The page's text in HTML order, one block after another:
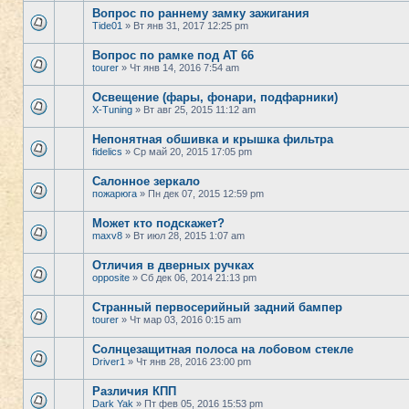
Вопрос по раннему замку зажигания
Tide01 » Вт янв 31, 2017 12:25 pm
Вопрос по рамке под АТ 66
tourer » Чт янв 14, 2016 7:54 am
Освещение (фары, фонари, подфарники)
X-Tuning » Вт авг 25, 2015 11:12 am
Непонятная обшивка и крышка фильтра
fidelics » Ср май 20, 2015 17:05 pm
Салонное зеркало
пожарюга » Пн дек 07, 2015 12:59 pm
Может кто подскажет?
maxv8 » Вт июл 28, 2015 1:07 am
Отличия в дверных ручках
opposite » Сб дек 06, 2014 21:13 pm
Странный первосерийный задний бампер
tourer » Чт мар 03, 2016 0:15 am
Солнцезащитная полоса на лобовом стекле
Driver1 » Чт янв 28, 2016 23:00 pm
Различия КПП
Dark Yak » Пт фев 05, 2016 15:53 pm